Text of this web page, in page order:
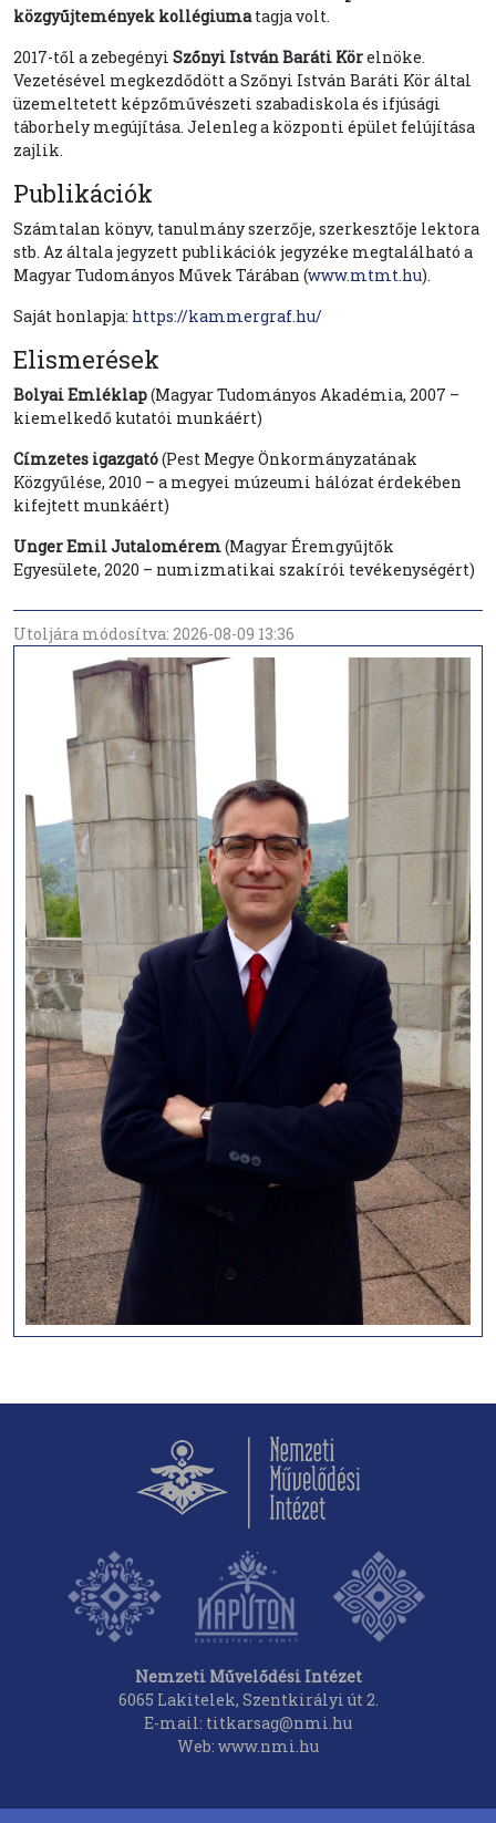
közgyűjtemények kollégiumatagja volt.
2017-től a zebegényi Szőnyi István Baráti Körelnöke.
Vezetésével megkezdődött a Szőnyi István Baráti Kör által
üzemeltetett képzőművészeti szabadiskola és ifjúsági
táborhely megújítása. Jelenleg a központi épület felújítása
zajlik.
Publikációk
Számtalan könyv, tanulmány szerzője, szerkesztője lektora
stb. Az általa jegyzett publikációk jegyzéke megtalálható a
Magyar Tudományos Művek Tárában (www.mtmt.hu).
Saját honlapja: https://kammergraf.hu/
Elismerések
Bolyai Emléklap(Magyar Tudományos Akadémia, 2007 –
kiemelkedő kutatói munkáért)
Címzetes igazgató(Pest Megye Önkormányzatának
Közgyűlése, 2010 – a megyei múzeumi hálózat érdekében
kifejtett munkáért)
Unger Emil Jutalomérem(Magyar Éremgyűjtők
Egyesülete, 2020 – numizmatikai szakírói tevékenységért)
Utoljára módosítva: 2026-08-09 13:36
Nemzeti Művelődési Intézet
6065 Lakitelek, Szentkirályi út 2.
E-mail: titkarsag@nmi.hu
Web: www.nmi.hu